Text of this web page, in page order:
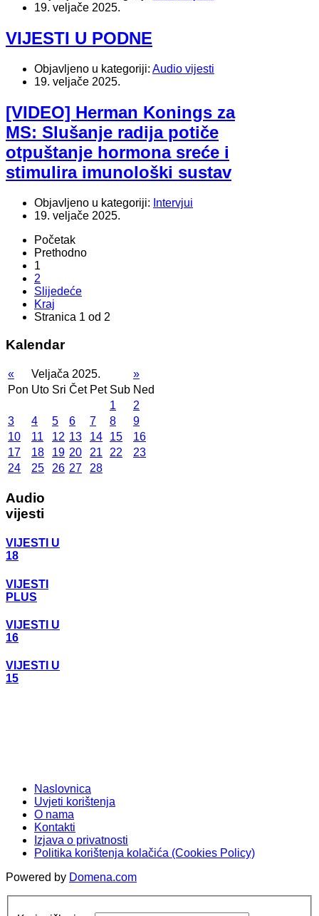
19. veljače 2025.
VIJESTI U PODNE
Objavljeno u kategoriji: Audio vijesti
19. veljače 2025.
[VIDEO] Herman Konings za
MS: Slušanje radija potiče
otpuštanje hormona sreće i
stimulira imunološki sustav
Objavljeno u kategoriji: Intervjui
19. veljače 2025.
Početak
Prethodno
1
2
Slijedeće
Kraj
Stranica 1 od 2
Kalendar
« Veljača 2025.
»
Pon Uto Sri Čet Pet Sub Ned
1
2
3
4 5 6 7 8
9
10
11 12 13 14 15
16
17
18 19 20 21 22
23
24
25 26 27 28
Audio
vijesti
VIJESTI U
18
VIJESTI
PLUS
VIJESTI U
16
VIJESTI U
15
Naslovnica
Uvjeti korištenja
O nama
Kontakti
Izjava o privatnosti
Politika korištenja kolačića (Cookies Policy)
Powered by Domena.com